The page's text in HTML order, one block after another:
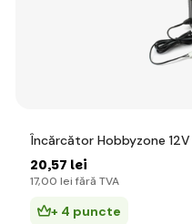
Încărcător Hobbyzone 12V
20,57 lei
17,00 lei fără TVA
+ 4 puncte